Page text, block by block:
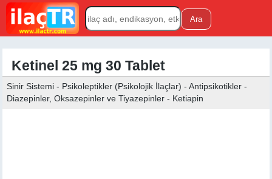
Ketinel 25 mg 30 Tablet
Sinir Sistemi - Psikoleptikler (Psikolojik İlaçlar) - Antipsikotikler -
Diazepinler, Oksazepinler ve Tiyazepinler - Ketiapin